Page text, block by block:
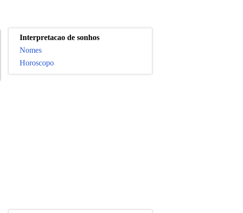
Interpretacao de sonhos
Nomes
Horoscopo